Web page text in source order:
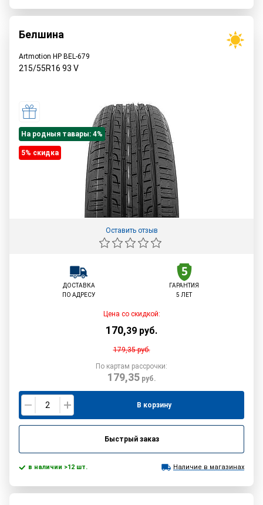
Белшина
Artmotion HP BEL-679
215/55R16 93 V
На родныя тавары: 4%
5% cкидка
Оставить отзыв
ДОСТАВКА
ПО АДРЕСУ
ГАРАНТИЯ
5 ЛЕТ
Цена со скидкой:
170,39 руб.
179,35руб.
По картам рассрочки:
179,35руб.
В корзину
Быстрый заказ
в наличии >12 шт. Наличие в магазинах